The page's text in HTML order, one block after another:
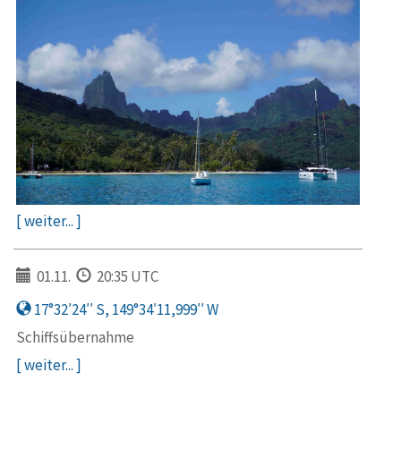
[ weiter... ]
01.11.
20:35 UTC
17°32′24′′ S, 149°34′11,999′′ W
Schiffsübernahme
[ weiter... ]